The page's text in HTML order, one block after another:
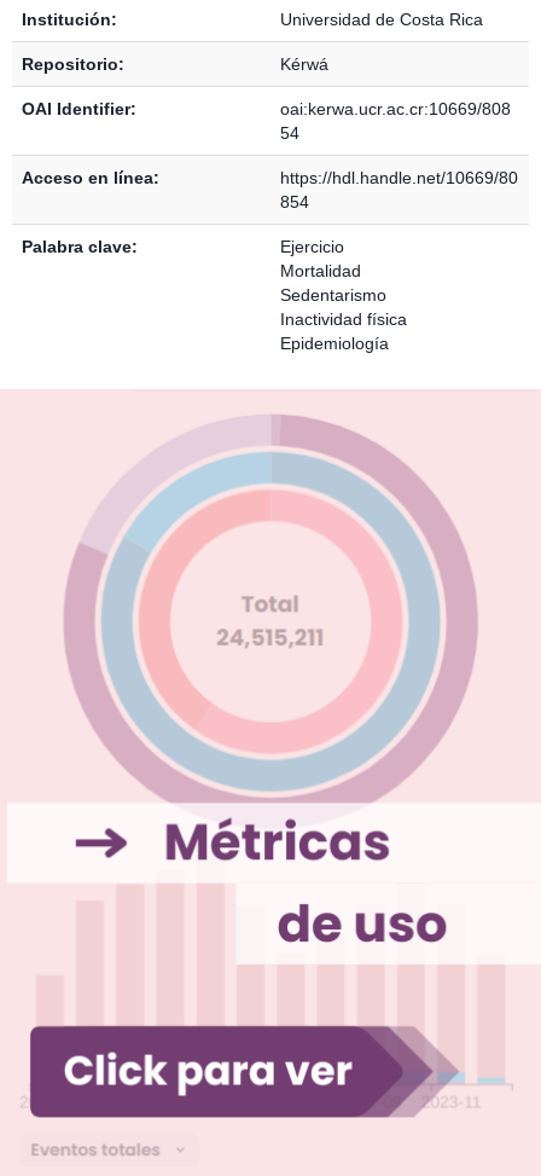
Institución: Universidad de Costa Rica
Repositorio: Kérwá
OAI Identifier:
oai:kerwa.ucr.ac.cr:10669/808
54
Acceso en línea:
https://hdl.handle.net/10669/80
854
Palabra clave:
Ejercicio
Mortalidad
Sedentarismo
Inactividad física
Epidemiología